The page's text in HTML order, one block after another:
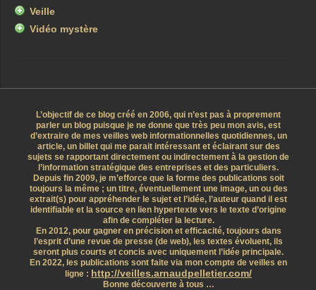
Veille
Vidéo mystère
L’objectif de ce blog créé en 2006, qui n’est pas à proprement
parler un blog puisque je ne donne que très peu mon avis, est
d’extraire de mes veilles web informationnelles quotidiennes, un
article, un billet qui me parait intéressant et éclairant sur des
sujets se rapportant directement ou indirectement à la gestion de
l’information stratégique des entreprises et des particuliers.
Depuis fin 2009, je m’efforce que la forme des publications soit
toujours la même ; un titre, éventuellement une image, un ou des
extrait(s) pour appréhender le sujet et l’idée, l’auteur quand il est
identifiable et la source en lien hypertexte vers le texte d’origine
afin de compléter la lecture.
En 2012, pour gagner en précision et efficacité, toujours dans
l’esprit d’une revue de presse (de web), les textes évoluent, ils
seront plus courts et concis avec uniquement l’idée principale.
En 2022, les publications sont faite via mon compte de veilles en
ligne : http://veilles.arnaudpelletier.com/
Bonne découverte à tous …